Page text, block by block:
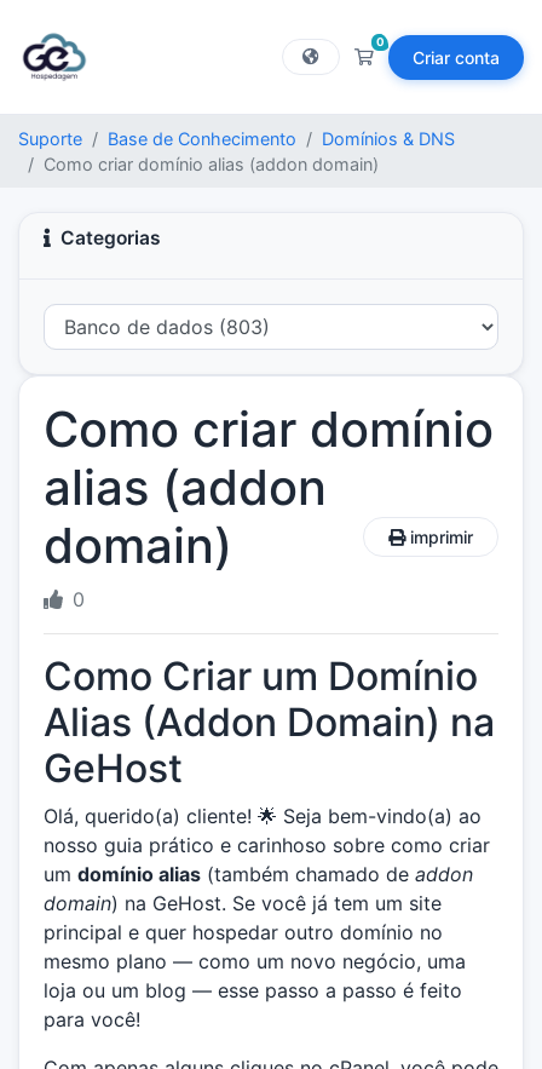
0
Carrinho de Compras
Criar conta
Suporte Base de Conhecimento
Domínios & DNS
Como criar domínio alias (addon domain)
Categorias
Como criar domínio
alias (addon
domain)
imprimir
0
Como Criar um Domínio
Alias (Addon Domain) na
GeHost
Olá, querido(a) cliente! 🌟 Seja bem-vindo(a) ao
nosso guia prático e carinhoso sobre como criar
um domínio alias (também chamado de addon
domain) na GeHost. Se você já tem um site
principal e quer hospedar outro domínio no
mesmo plano — como um novo negócio, uma
loja ou um blog — esse passo a passo é feito
para você!